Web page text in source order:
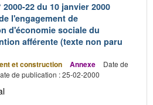
22 du 10 janvier 2000
l'engagement de
d'économie sociale du
afférente (texte non paru
et construction Annexe
Date de
de publication : 25-02-2000